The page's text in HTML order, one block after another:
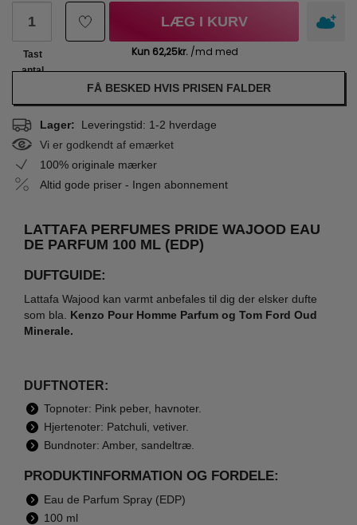
Tast
antal
LÆG I KURV
FÅ BESKED HVIS PRISEN FALDER
Lager: Leveringstid: 1-2 hverdage
Vi er godkendt af emærket
100% originale mærker
Altid gode priser - Ingen abonnement
LATTAFA PERFUMES PRIDE WAJOOD EAU
DE PARFUM 100 ML (EDP)
DUFTGUIDE:
Lattafa Wajood kan varmt anbefales til dig der elsker dufte
som bla. Kenzo Pour Homme Parfum og Tom Ford Oud
Minerale.
DUFTNOTER:
Topnoter: Pink peber, havnoter.
Hjertenoter: Patchuli, vetiver.
Bundnoter: Amber, sandeltræ.
PRODUKTINFORMATION OG FORDELE:
Eau de Parfum Spray (EDP)
100 ml